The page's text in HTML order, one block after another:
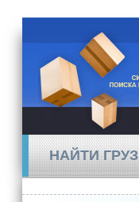
НАЙТИ ГРУЗ